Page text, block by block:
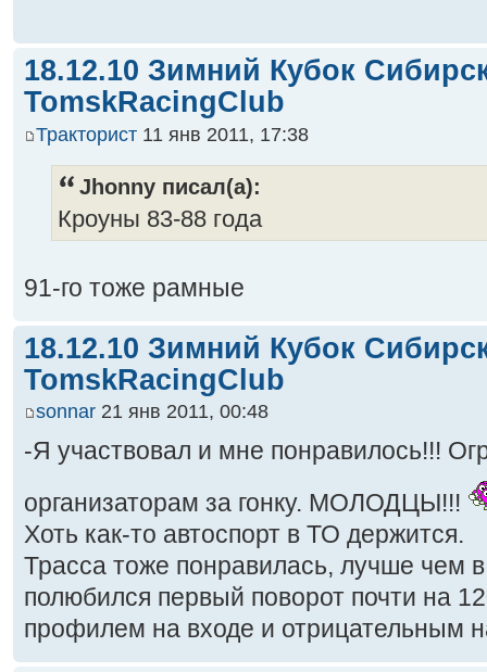
18.12.10 Зимний Кубок
TomskRacingClub
Тракторист 11 янв 2011, 17:38
Jhonny писал(а):
Кроуны 83-88 года
91-го тоже рамные
18.12.10 Зимний Кубок
TomskRacingClub
sonnar 21 янв 2011, 00:48
-Я участвовал и мне понравилось!!!
организаторам за гонку. МОЛОДЦЫ!!!
Хоть как-то автоспорт в ТО держится.
Трасса тоже понравилась, лучше чем
полюбился первый поворот почти на
профилем на входе и отрицательным